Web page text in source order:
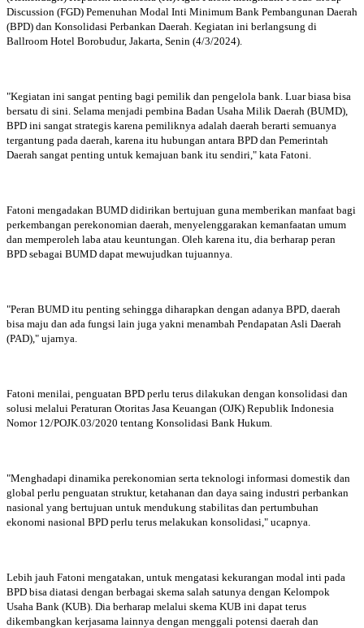
Discussion (FGD) Pemenuhan Modal Inti Minimum Bank Pembangunan Daerah
(BPD) dan Konsolidasi Perbankan Daerah. Kegiatan ini berlangsung di
Ballroom Hotel Borobudur, Jakarta, Senin (4/3/2024).
"Kegiatan ini sangat penting bagi pemilik dan pengelola bank. Luar biasa bisa
bersatu di sini. Selama menjadi pembina Badan Usaha Milik Daerah (BUMD),
BPD ini sangat strategis karena pemiliknya adalah daerah berarti semuanya
tergantung pada daerah, karena itu hubungan antara BPD dan Pemerintah
Daerah sangat penting untuk kemajuan bank itu sendiri," kata Fatoni.
Fatoni mengadakan BUMD didirikan bertujuan guna memberikan manfaat bagi
perkembangan perekonomian daerah, menyelenggarakan kemanfaatan umum
dan memperoleh laba atau keuntungan. Oleh karena itu, dia berharap peran
BPD sebagai BUMD dapat mewujudkan tujuannya.
"Peran BUMD itu penting sehingga diharapkan dengan adanya BPD, daerah
bisa maju dan ada fungsi lain juga yakni menambah Pendapatan Asli Daerah
(PAD)," ujarnya.
Fatoni menilai, penguatan BPD perlu terus dilakukan dengan konsolidasi dan
solusi melalui Peraturan Otoritas Jasa Keuangan (OJK) Republik Indonesia
Nomor 12/POJK.03/2020 tentang Konsolidasi Bank Hukum.
"Menghadapi dinamika perekonomian serta teknologi informasi domestik dan
global perlu penguatan struktur, ketahanan dan daya saing industri perbankan
nasional yang bertujuan untuk mendukung stabilitas dan pertumbuhan
ekonomi nasional BPD perlu terus melakukan konsolidasi," ucapnya.
Lebih jauh Fatoni mengatakan, untuk mengatasi kekurangan modal inti pada
BPD bisa diatasi dengan berbagai skema salah satunya dengan Kelompok
Usaha Bank (KUB). Dia berharap melalui skema KUB ini dapat terus
dikembangkan kerjasama lainnya dengan menggali potensi daerah dan